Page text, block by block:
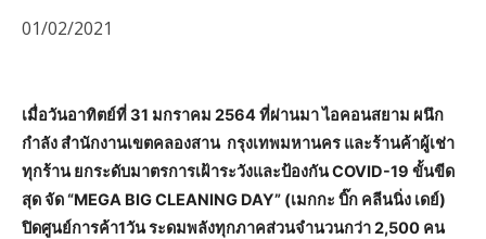
01/02/2021
เมื่อวันอาทิตย์ที่ 31 มกราคม 2564 ที่ผ่านมา ไอคอนสยาม ผนึก
กำลัง สำนักงานเขตคลองสาน กรุงเทพมหานคร และร้านค้าผู้เช่า
ทุกร้าน ยกระดับมาตรการเฝ้าระวังและป้องกัน COVID-19 ขั้นขีด
สุด จัด “MEGA BIG CLEANING DAY” (เมกกะ บิ๊ก คลีนนิ่ง เดย์)
ปิดศูนย์การค้า1วัน ระดมพลังทุกภาคส่วนจำนวนกว่า 2,500 คน